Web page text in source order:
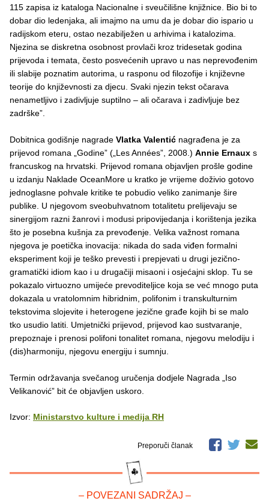
115 zapisa iz kataloga Nacionalne i sveučilišne knjižnice. Bio bi to
dobar dio ledenjaka, ali imajmo na umu da je dobar dio ispario u
radijskom eteru, ostao nezabilježen u arhivima i katalozima.
Njezina se diskretna osobnost provlači kroz tridesetak godina
prijevoda i temata, često posvećenih upravo u nas neprevođenim
ili slabije poznatim autorima, u rasponu od filozofije i književne
teorije do književnosti za djecu. Svaki njezin tekst očarava
nenametljivo i zadivljuje suptilno – ali očarava i zadivljuje bez
zadrške”.
Dobitnica godišnje nagrade Vlatka Valentić nagrađena je za
prijevod romana „Godine” („Les Années”, 2008.) Annie Ernaux s
francuskog na hrvatski. Prijevod romana objavljen prošle godine
u izdanju Naklade OceanMore u kratko je vrijeme doživio gotovo
jednoglasne pohvale kritike te pobudio veliko zanimanje šire
publike. U njegovom sveobuhvatnom totalitetu prelijevaju se
sinergijom razni žanrovi i modusi pripovijedanja i korištenja jezika
što je posebna kušnja za prevođenje. Velika važnost romana
njegova je poetička inovacija: nikada do sada viđen formalni
eksperiment koji je teško prevesti i prepjevati u drugi jezično-
gramatički idiom kao i u drugačiji misaoni i osjećajni sklop. Tu se
pokazalo virtuozno umijeće prevoditeljice koja se već mnogo puta
dokazala u vratolomnim hibridnim, polifonim i transkulturnim
tekstovima slojevite i heterogene jezične građe kojih bi se malo
tko usudio latiti. Umjetnički prijevod, prijevod kao sustvaranje,
prepoznaje i prenosi polifoni tonalitet romana, njegovu melodiju i
(dis)harmoniju, njegovu energiju i sumnju.
Termin održavanja svečanog uručenja dodjele Nagrada „Iso
Velikanović” bit će objavljen uskoro.
Izvor: Ministarstvo kulture i medija RH
Preporuči članak
– POVEZANI SADRŽAJ –